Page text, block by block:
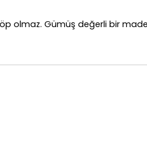
olmaz. Gümüş değerli bir